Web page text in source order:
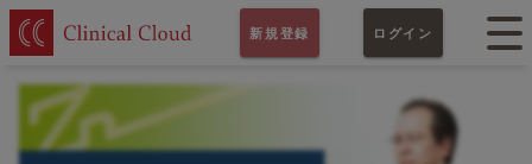
新規登録 ログイン